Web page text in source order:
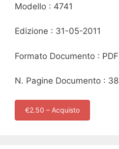
Modello : 4741
Edizione : 31-05-2011
Formato Documento : PDF
N. Pagine Documento : 38
€2.50 – Acquisto